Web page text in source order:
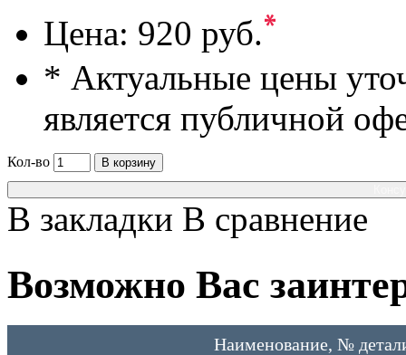
Цена: 920 руб.*
* Актуальные цены
является публичной
Кол-во
В корзину
В закладки В сравнение
Возможно Вас
Наименование, №